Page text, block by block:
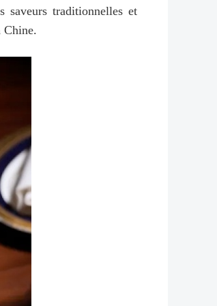
saveurs traditionnelles et
Chine.